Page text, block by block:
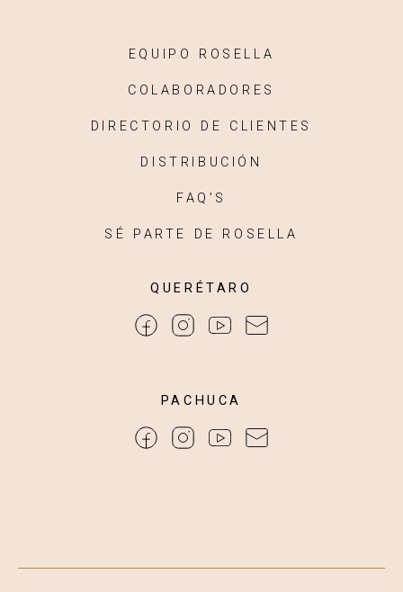
EQUIPO ROSELLA
COLABORADORES
DIRECTORIO DE CLIENTES
DISTRIBUCIÓN
FAQ’S
SÉ PARTE DE ROSELLA
QUERÉTARO
PACHUCA